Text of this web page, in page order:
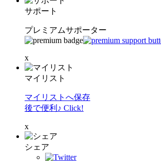
サポート
プレミアムサポーター
x
マイリスト
マイリストへ保存
後で便利♪ Click!
x
シェア